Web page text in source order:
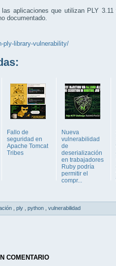
las aplicaciones que utilizan PLY
documentado.
ply-library-vulnerability/
Fallo de
seguridad en
Apache Tomcat
Tribes
Nueva
vulnerabilidad
de
deserialización
en trabajadores
Ruby podría
permitir el
compr...
ply python vulnerabilidad
COMENTARIO